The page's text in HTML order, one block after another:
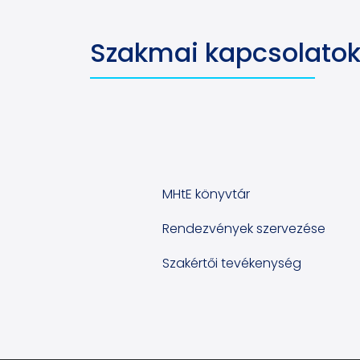
Szakmai kapcsolatok
MHtE könyvtár
Rendezvények szervezése
Szakértői tevékenység